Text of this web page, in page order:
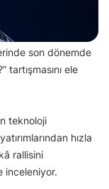
son dönemde
ele
teknoloji
hızla
rallisini
inceleniyor.